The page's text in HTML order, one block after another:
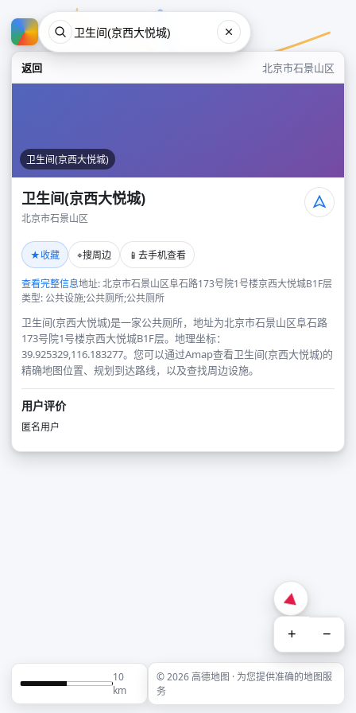
返回 北京市石景山区
卫生间(京西大悦城)
卫生间(京西大悦城)
北京市石景山区
★收藏 ⌖搜周边 📱 去手机查看
查看完整信息地址: 北京市石景山区阜石路173号院1号楼京西大悦城B1F层
类型: 公共设施;公共厕所;公共厕所
卫生间(京西大悦城)是一家公共厕所，地址为北京市石景山区阜石路
173号院1号楼京西大悦城B1F层。地理坐标：
39.925329,116.183277。您可以通过Amap查看卫生间(京西大悦城)的
精确地图位置、规划到达路线，以及查找周边设施。
用户评价
匿名用户
+ −
10
km
© 2026 高德地图 · 为您提供准确的地图服
务